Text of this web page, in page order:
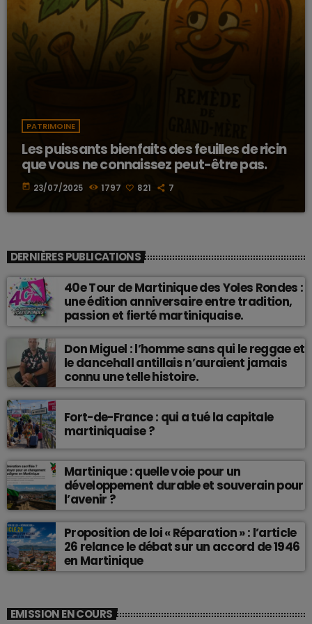
PATRIMOINE
Les puissants bienfaits des feuilles de ricin
que vous ne connaissez peut-être pas.
today 23/07/2025 1797 821 7
DERNIÈRES PUBLICATIONS
40e Tour de Martinique des Yoles Rondes :
une édition anniversaire entre tradition,
passion et fierté martiniquaise.
Don Miguel : l’homme sans qui le reggae et
le dancehall antillais n’auraient jamais
connu une telle histoire.
Fort-de-France : qui a tué la capitale
martiniquaise ?
Martinique : quelle voie pour un
développement durable et souverain pour
l’avenir ?
Proposition de loi « Réparation » : l’article
26 relance le débat sur un accord de 1946
en Martinique
EMISSION EN COURS